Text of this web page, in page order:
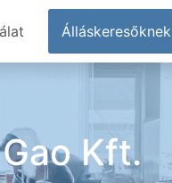
Álláskeresőknek
Kft.